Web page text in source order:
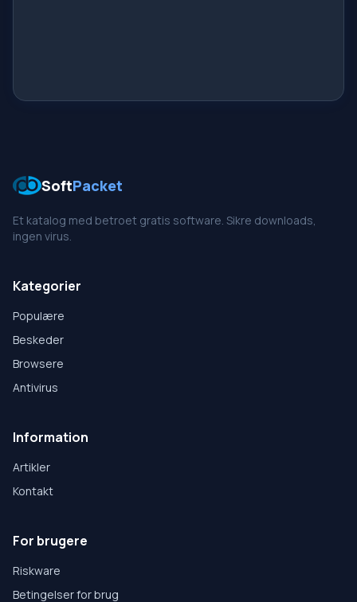
SoftPacket
Et katalog med betroet gratis software. Sikre downloads,
ingen virus.
Kategorier
Populære
Beskeder
Browsere
Antivirus
Information
Artikler
Kontakt
For brugere
Riskware
Betingelser for brug